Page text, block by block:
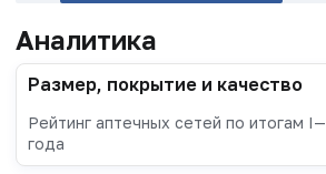
Аналитика
Размер, покрытие и качество
Рейтинг аптечных сетей по итогам
года